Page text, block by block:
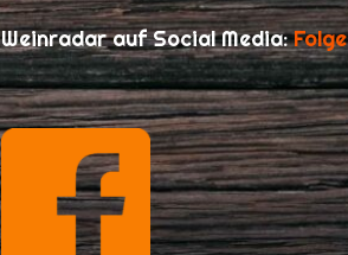
Weinradar auf Social Media: